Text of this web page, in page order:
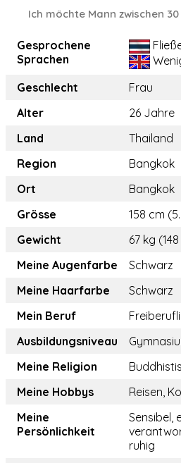
Ich möchte Mann zwischen
Gesprochene
Sprachen
Geschlecht
Frau
Alter
26 Jahre
Land
Thailand
Region
Bangkok
Ort
Bangkok
Grösse
158 cm
Gewicht
67 kg
Meine Augenfarbe
Schwarz
Meine Haarfarbe
Schwarz
Mein Beruf
Ausbildungsniveau
Meine Religion
Meine Hobbys
Reisen,
Meine
Persönlichkeit
Sensibel,
ruhig